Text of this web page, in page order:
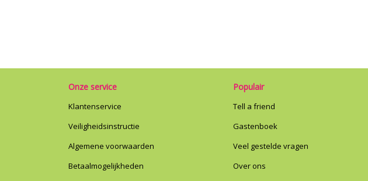
Onze service
Klantenservice
Veiligheidsinstructie
Algemene voorwaarden
Betaalmogelijkheden
Populair
Tell a friend
Gastenboek
Veel gestelde vragen
Over ons